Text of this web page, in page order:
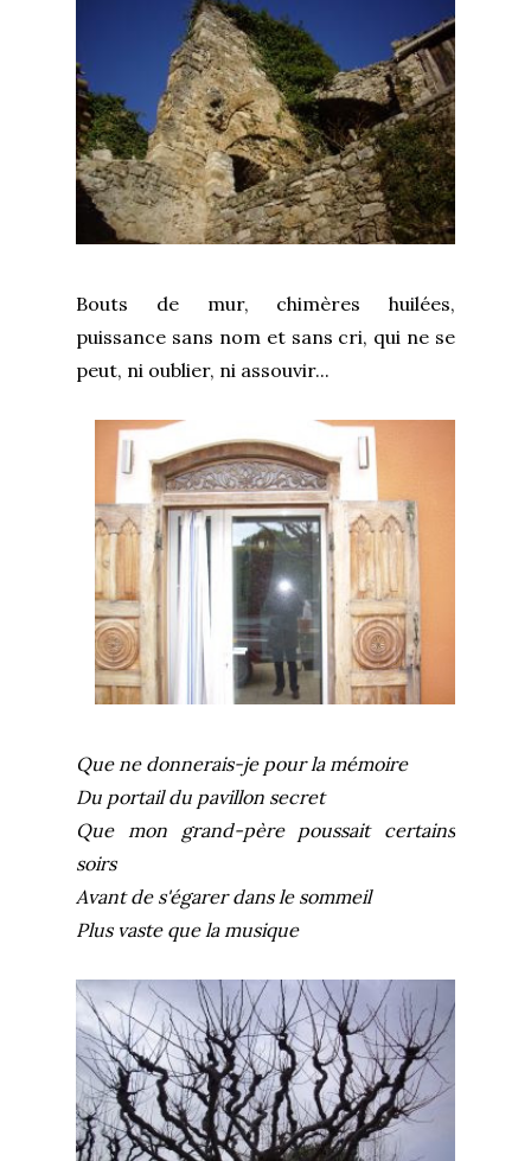
Bouts de mur, chimères huilées,
puissance sans nom et sans cri, qui ne se
peut, ni oublier, ni assouvir...
Que ne donnerais-je pour la mémoire
Du portail du pavillon secret
Que mon grand-père poussait certains
soirs
Avant de s'égarer dans le sommeil
Plus vaste que la musique